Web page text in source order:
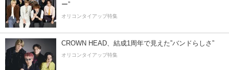
ー”
オリコンタイアップ特集
CROWN HEAD、結成1周年で見えた”バンドらしさ”
オリコンタイアップ特集